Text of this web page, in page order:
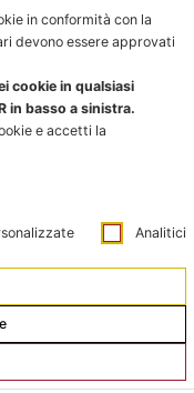
2
alle 18:00
in conformità con la
devono essere approvati
cookie in qualsiasi
in basso a sinistra.
e accetti la
Analitici